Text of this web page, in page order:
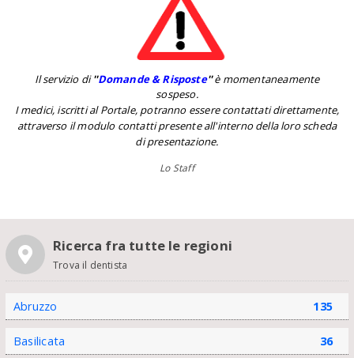
Il servizio di''Domande & Risposte''è momentaneamente
sospeso.
I medici, iscritti al Portale, potranno essere contattati direttamente,
attraverso il modulo contatti presente all'interno della loro scheda
di presentazione.
Lo Staff
Ricerca fra tutte le regioni
Trova il dentista
Abruzzo 135
Basilicata 36